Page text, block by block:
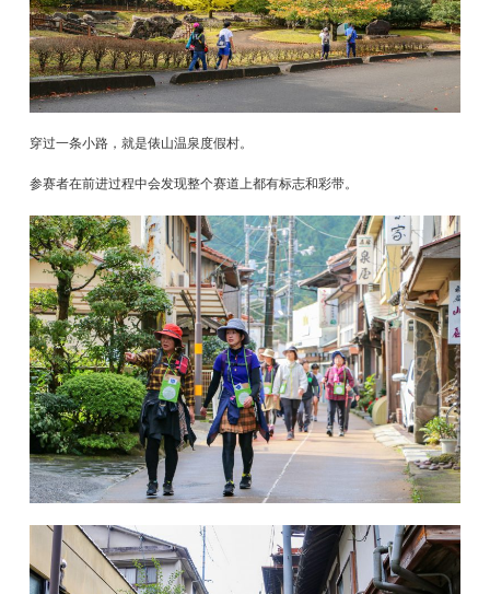
穿过一条小路，就是俵山温泉度假村。
参赛者在前进过程中会发现整个赛道上都有标志和彩带。